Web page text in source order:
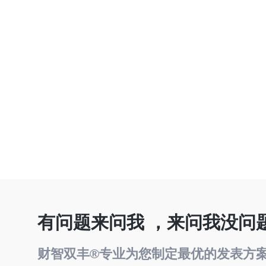
有问题来问我 ，来问我没问
财智双丰®专业为您制定最优的发表方